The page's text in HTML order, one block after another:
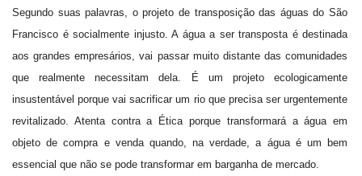
Segundo suas palavras, o projeto de transposição das águas do São
Francisco é socialmente injusto. A água a ser transposta é destinada
aos grandes empresários, vai passar muito distante das comunidades
que realmente necessitam dela. É um projeto ecologicamente
insustentável porque vai sacrificar um rio que precisa ser urgentemente
revitalizado. Atenta contra a Ética porque transformará a água em
objeto de compra e venda quando, na verdade, a água é um bem
essencial que não se pode transformar em barganha de mercado.